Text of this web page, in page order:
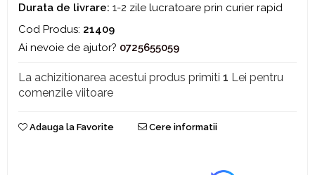
Blocuri de constructie
Covorase de dans
Creative
De plus
Electrocasnice si bucatarii
Durata de livrare: 1-2 zile lucratoare prin curier rapid
Cod Produs: 21409
Ai nevoie de ajutor? 0725655059
La achizitionarea acestui produs primiti 1 Lei pentru
comenzile viitoare
Adauga la Favorite Cere informatii